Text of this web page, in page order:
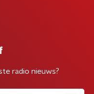
radio nieuws?